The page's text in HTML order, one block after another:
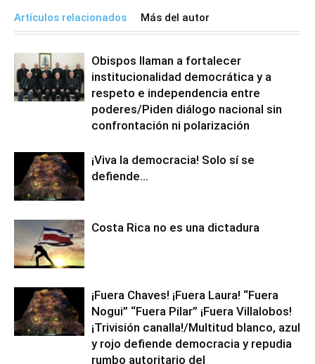
Artículos relacionados Más del autor
Obispos llaman a fortalecer
institucionalidad democrática y a
respeto e independencia entre
poderes/Piden diálogo nacional sin
confrontación ni polarización
¡Viva la democracia! Solo sí se
defiende…
Costa Rica no es una dictadura
¡Fuera Chaves! ¡Fuera Laura! “Fuera
Nogui” “Fuera Pilar” ¡Fuera Villalobos!
¡Trivisión canalla!/Multitud blanco, azul
y rojo defiende democracia y repudia
rumbo autoritario del